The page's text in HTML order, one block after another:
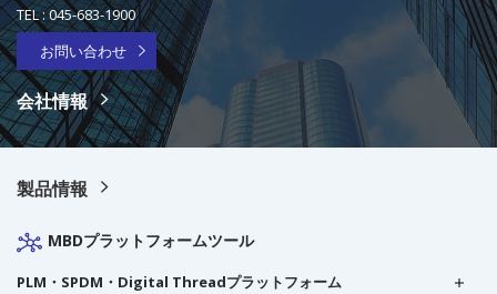
TEL :045-683-1900
お問い合わせ
会社情報
製品情報
MBDプラットフォームツール
PLM・SPDM・Digital Threadプラットフォーム